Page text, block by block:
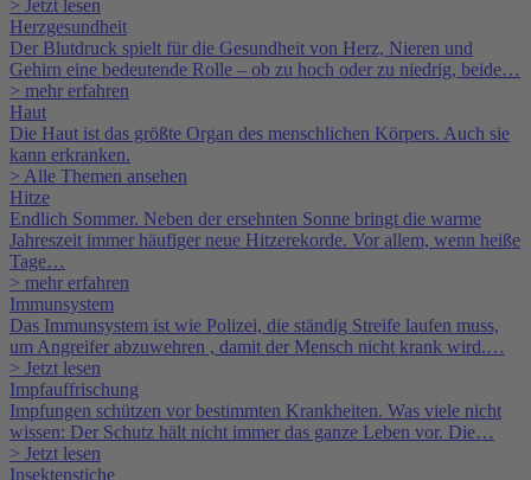
> Jetzt lesen
Herzgesundheit
Der Blutdruck spielt für die Gesundheit von Herz, Nieren und
Gehirn eine bedeutende Rolle – ob zu hoch oder zu niedrig, beide…
> mehr erfahren
Haut
Die Haut ist das größte Organ des menschlichen Körpers. Auch sie
kann erkranken.
> Alle Themen ansehen
Hitze
Endlich Sommer. Neben der ersehnten Sonne bringt die warme
Jahreszeit immer häufiger neue Hitzerekorde. Vor allem, wenn heiße
Tage…
> mehr erfahren
Immunsystem
Das Immunsystem ist wie Polizei, die ständig Streife laufen muss,
um Angreifer abzuwehren , damit der Mensch nicht krank wird.…
> Jetzt lesen
Impfauffrischung
Impfungen schützen vor bestimmten Krankheiten. Was viele nicht
wissen: Der Schutz hält nicht immer das ganze Leben vor. Die…
> Jetzt lesen
Insektenstiche